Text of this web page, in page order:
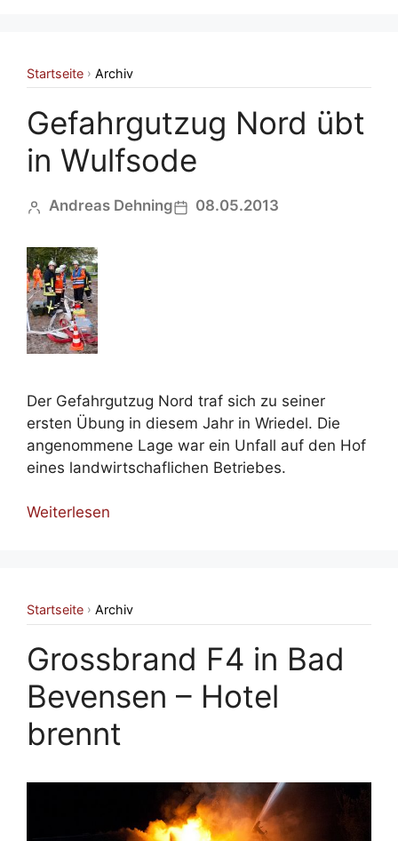
Startseite › Archiv
Gefahrgutzug Nord übt
in Wulfsode
Andreas Dehning 08.05.2013
Der Gefahrgutzug Nord traf sich zu seiner
ersten Übung in diesem Jahr in Wriedel. Die
angenommene Lage war ein Unfall auf den Hof
eines landwirtschaflichen Betriebes.
Weiterlesen
Startseite › Archiv
Grossbrand F4 in Bad
Bevensen – Hotel
brennt